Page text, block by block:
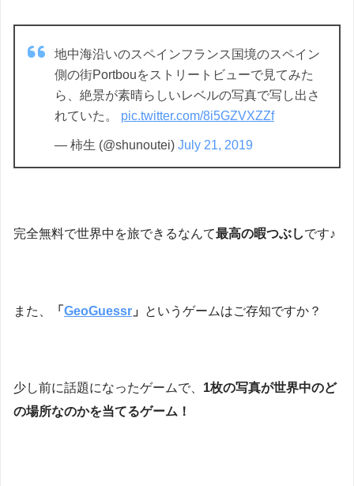
地中海沿いのスペインフランス国境のスペイン
側の街Portbouをストリートビューで見てみた
ら、絶景が素晴らしいレベルの写真で写し出さ
れていた。 pic.twitter.com/8i5GZVXZZf
— 柿生 (@shunoutei) July 21, 2019
完全無料で世界中を旅できるなんて最高の暇つぶしです♪
また、 「 GeoGuessr 」 というゲームはご存知ですか？
少し前に話題になったゲームで、 1枚の写真が世界中のど
の場所なのかを当てるゲーム！